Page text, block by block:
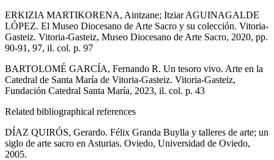
ERKIZIA MARTIKORENA, Aintzane; Itziar AGUINAGALDE
LÓPEZ. El Museo Diocesano de Arte Sacro y su colección. Vitoria-
Gasteiz. Vitoria-Gasteiz, Museo Diocesano de Arte Sacro, 2020, pp.
90-91, 97, il. col. p. 97
BARTOLOMÉ GARCÍA, Fernando R. Un tesoro vivo. Arte en la
Catedral de Santa María de Vitoria-Gasteiz. Vitoria-Gasteiz,
Fundación Catedral Santa María, 2023, il. col. p. 43
Related bibliographical references
DÍAZ QUIRÓS, Gerardo. Félix Granda Buylla y talleres de arte; un
siglo de arte sacro en Asturias. Oviedo, Universidad de Oviedo,
2005.